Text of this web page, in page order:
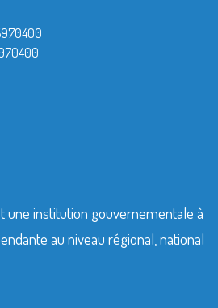
une institution gouvernementale à
au niveau régional, national